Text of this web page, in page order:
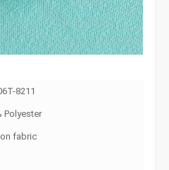
8211
Polyester
fabric